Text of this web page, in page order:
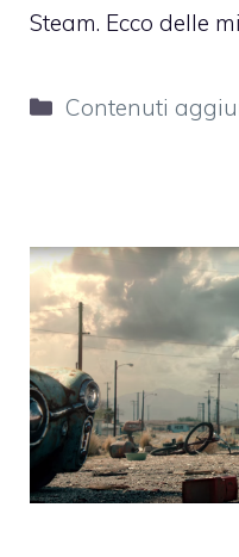
Steam. Ecco delle
Categorie
Contenuti